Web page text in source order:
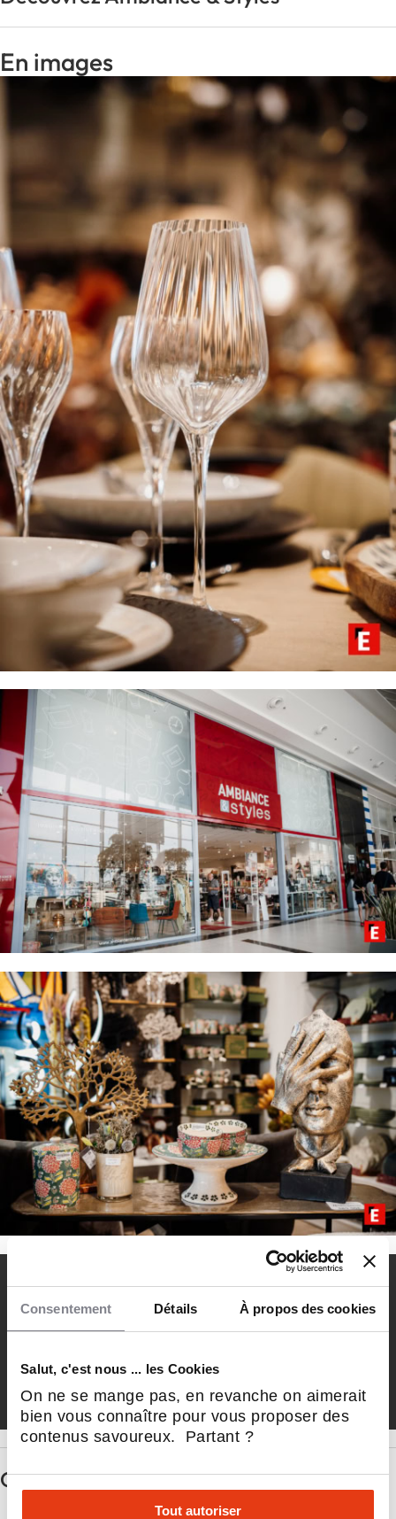
Consentement Détails À propos des cookies
Salut, c'est nous ... les Cookies
On ne se mange pas, en revanche on aimerait
bien vous connaître pour vous proposer des
contenus savoureux. Partant ?
Tout autoriser
En images
Réseau de commerçants
spécialisés dans les articles
culinaires et décoratifs pour
sublimer chaque table.
Questions principales